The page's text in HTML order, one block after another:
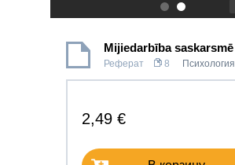
.
Mijiedarbība saskarsmē
Реферат 8 Психология
2,49 €